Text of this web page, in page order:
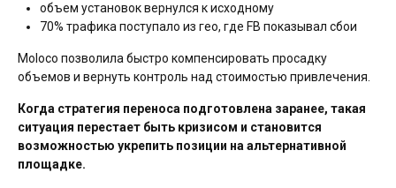
объем установок вернулся к исходному
70% трафика поступало из гео, где FB показывал сбои
Moloco позволила быстро компенсировать просадку
объемов и вернуть контроль над стоимостью привлечения.
Когда стратегия переноса подготовлена заранее, такая
ситуация перестает быть кризисом и становится
возможностью укрепить позиции на альтернативной
площадке.